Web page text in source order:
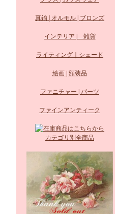
真鍮 | オルモル | ブロンズ
インテリア | 雑貨
ライティング｜シェード
絵画 | 額装品
ファニチャー | パーツ
ファインアンティーク
カテゴリ別全商品